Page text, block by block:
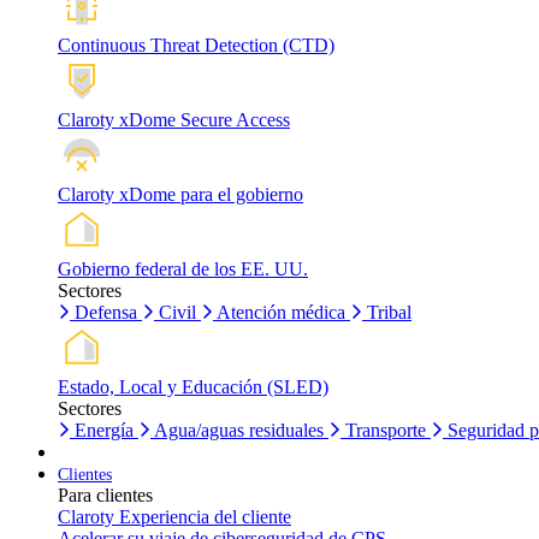
Continuous Threat Detection (CTD)
Claroty xDome Secure Access
Claroty xDome para el gobierno
Gobierno federal de los EE. UU.
Sectores
Defensa
Civil Atención médica Tribal
Estado, Local y Educación (SLED)
Sectores
Energía
Agua/aguas residuales Transporte Seguridad
Clientes
Para clientes
Claroty Experiencia del cliente